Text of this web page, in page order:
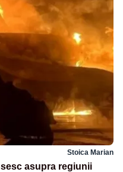
Stoica Marian
asupra regiunii